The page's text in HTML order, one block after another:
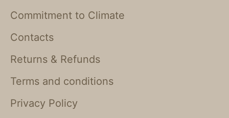
Commitment to Climate
Contacts
Returns & Refunds
Terms and conditions
Privacy Policy